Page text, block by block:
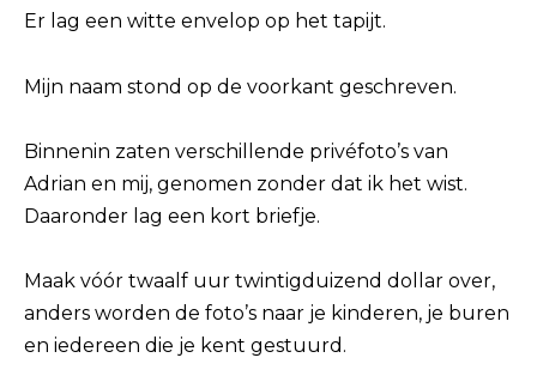
Er lag een witte envelop op het tapijt.
Mijn naam stond op de voorkant geschreven.
Binnenin zaten verschillende privéfoto’s van
Adrian en mij, genomen zonder dat ik het wist.
Daaronder lag een kort briefje.
Maak vóór twaalf uur twintigduizend dollar over,
anders worden de foto’s naar je kinderen, je buren
en iedereen die je kent gestuurd.